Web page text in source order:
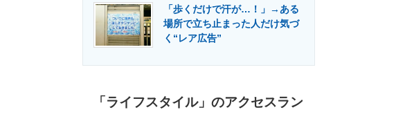
「歩くだけで汗が…！」→ある
場所で立ち止まった人だけ気づ
く“レア広告”
「ライフスタイル」のアクセスラン